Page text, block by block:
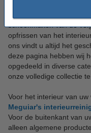
Meguiar's verkoopt alle
van uw auto of het
schoonmaken van de
opfrissen van het
ons vindt u altijd het
deze pagina hebben wij
opgedeeld in diverse
onze volledige collectie te
Voor het interieur van
Meguiar's
Voor de buitenkant van
alleen algemene